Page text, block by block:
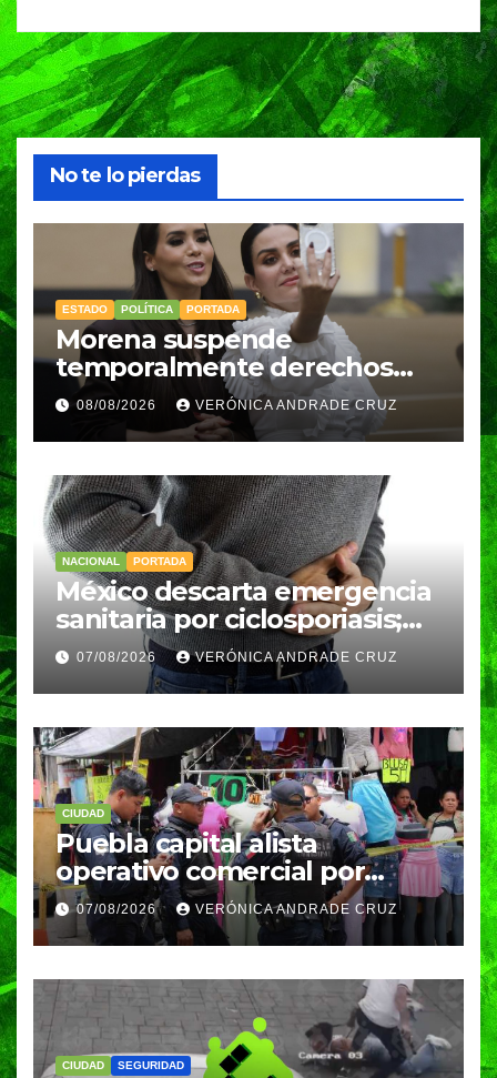
No te lo pierdas
ESTADO POLÍTICA PORTADA
Morena suspende
temporalmente derechos
partidarios de Nayeli Salvatori
y Graciela Palomares
08/08/2026 VERÓNICA ANDRADE CRUZ
NACIONAL PORTADA
México descarta emergencia
sanitaria por ciclosporiasis;
reportan 33 casos en dos
meses
07/08/2026 VERÓNICA ANDRADE CRUZ
CIUDAD
Puebla capital alista
operativo comercial por
fiestas patrias y regreso a
clases
07/08/2026 VERÓNICA ANDRADE CRUZ
CIUDAD SEGURIDAD